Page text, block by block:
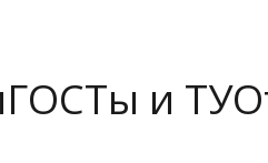
ГОСТы и ТУ